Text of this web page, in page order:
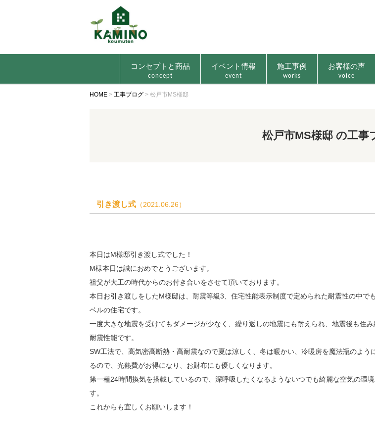
コンセプトと商品
concept
イベント情報
event
施工事例
works
お客様の声
voice
HOME > 工事ブログ > 松戸市MS様邸
松戸市MS様邸 の工事
引き渡し式 （2021.06.26）
本日はM様邸引き渡し式でした！
M様本日は誠におめでとうございます。
祖父が大工の時代からのお付き合いをさせて頂いております。
本日お引き渡しをしたM様邸は、耐震等級3、 住宅性能表示制度で定められた耐震性の中で
ベルの住宅です。
一度大きな地震を受けてもダメージが少なく、 繰り返しの地震にも耐えられ、 地震後も住み
耐震性能です。
SW工法で、高気密高断熱・高耐震なので夏は涼しく、 冬は暖かい、冷暖房を魔法瓶のよう
るので、 光熱費がお得になり、お財布にも優しくなります。
第一種24時間換気を搭載しているので、 深呼吸したくなるようないつでも綺麗な空気の環
す。
これからも宜しくお願いします！